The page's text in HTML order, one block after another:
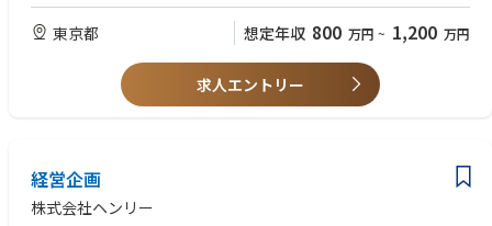
東京都 想定年収 800 万円 ~ 1,200 万円
求人エントリー
経営企画
株式会社ヘンリー